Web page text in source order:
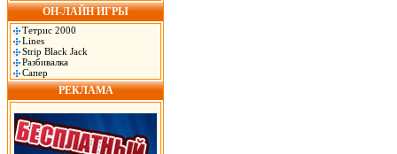
ОН-ЛАЙН ИГРЫ
Тетрис 2000
Lines
Strip Black Jack
Разбивалка
Сапер
РЕКЛАМА